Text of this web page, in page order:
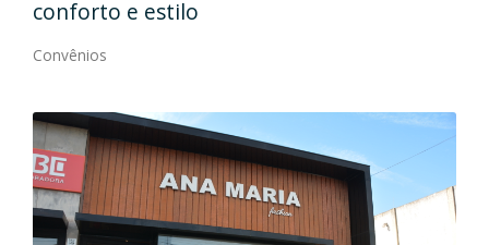
conforto e estilo
Convênios